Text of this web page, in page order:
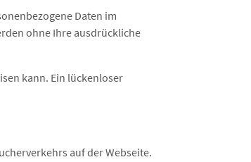
Daten im
ohne Ihre ausdrückliche
kann. Ein lückenloser
auf der Webseite.